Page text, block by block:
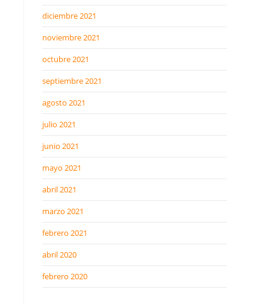
diciembre 2021
noviembre 2021
octubre 2021
septiembre 2021
agosto 2021
julio 2021
junio 2021
mayo 2021
abril 2021
marzo 2021
febrero 2021
abril 2020
febrero 2020